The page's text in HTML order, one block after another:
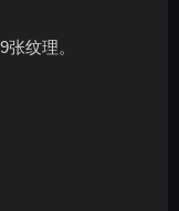
纹理。